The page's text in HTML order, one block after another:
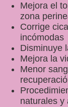
Mejora el
zona
Corrige
incómodas
Disminuye
Mejora la
Menor
naturales y